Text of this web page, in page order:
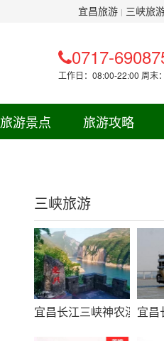
宜昌旅游 | 三峡旅
0717-
工作日：08:00-22:00 周末
旅游景点 旅游攻略
三峡旅游
宜昌长江三峡神农溪白帝
宜昌